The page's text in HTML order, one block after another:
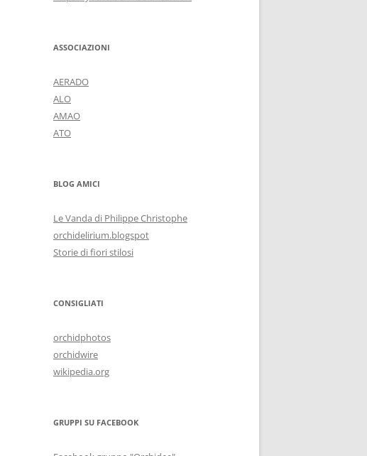
ASSOCIAZIONI
AERADO
ALO
AMAO
ATO
BLOG AMICI
Le Vanda di Philippe Christophe
orchidelirium.blogspot
Storie di fiori stilosi
CONSIGLIATI
orchidphotos
orchidwire
wikipedia.org
GRUPPI SU FACEBOOK